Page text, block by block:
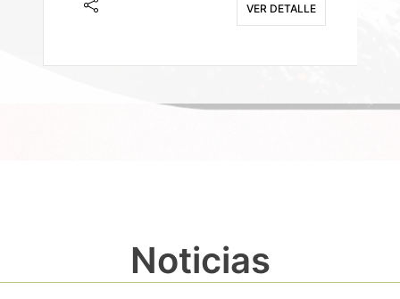
VER DETALLE
Noticias